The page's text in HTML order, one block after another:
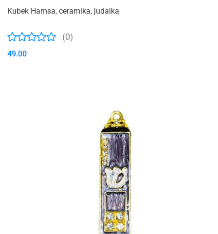
Kubek Hamsa, ceramika, judaika
(0)
49.00